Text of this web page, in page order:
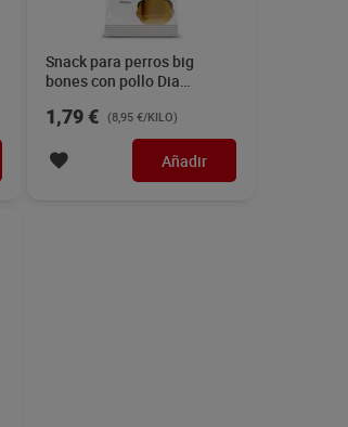
Snack para perros big
bones con pollo Dia
1,79 € (8,95 €/KILO)
Añadir